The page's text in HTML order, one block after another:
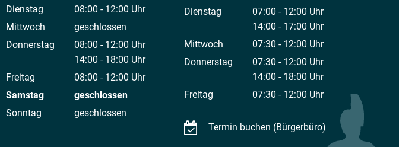
Von 08:00 bis 12:00 Uhr
Dienstag 08:00 - 12:00 Uhr
Von 08:00 bis 12:00 Uhr
Mittwoch
geschlossen
Donnerstag
08:00 - 12:00 Uhr
Von 08:00 bis 12:00 Uhr
14:00 - 18:00 Uhr
Von 14:00 bis 18:00 Uhr
Freitag 08:00 - 12:00 Uhr
Von 08:00 bis 12:00 Uhr
Samstag
geschlossen
Sonntag
geschlossen
Von 14:00 bis 16:00 Uhr
Dienstag 07:00 - 12:00 Uhr
Von 07:00 bis 12:00 Uhr
14:00 - 17:00 Uhr
Von 14:00 bis 17:00 Uhr
Mittwoch 07:30 - 12:00 Uhr
Von 07:30 bis 12:00 Uhr
Donnerstag 07:30 - 12:00 Uhr
Von 07:30 bis 12:00 Uhr
14:00 - 18:00 Uhr
Von 14:00 bis 18:00 Uhr
Freitag 07:30 - 12:00 Uhr
Von 07:30 bis 12:00 Uhr
Termin buchen (Bürgerbüro)